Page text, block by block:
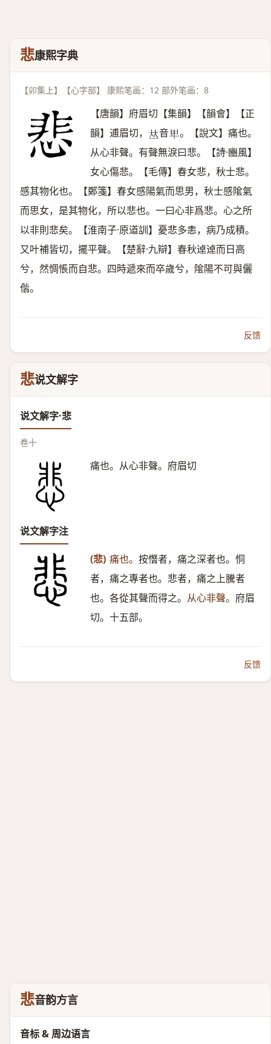
悲康熙字典
【卯集上】【心字部】 康熙笔画：12 部外笔画：8
【唐韻】府眉切【集韻】【韻會】【正
韻】逋眉切， 𠀤音𤰞 。【說文】痛也。
从心非聲。有聲無淚曰悲。【詩·豳風】
女心傷悲。【毛傳】春女悲，秋士悲。
感其物化也。【鄭箋】春女感陽氣而思男，秋士感隂氣
而思女，是其物化，所以悲也。一曰心非爲悲。心之所
以非則悲矣。【淮南子·原道訓】憂悲多恚，病乃成積。
又叶補皆切，擺平聲。【楚辭·九辯】春秋逴逴而日高
兮，然惆悵而自悲。四時遞來而卒歲兮，隂陽不可與儷
偕。
反馈
悲说文解字
说文解字·悲
卷十
痛也。从心非聲。府眉切
说文解字注
(悲) 痛也。 按憯者，痛之深者也。恫
者，痛之專者也。悲者，痛之上騰者
也。各從其聲而得之。 从心非聲。 府眉
切。十五部。
反馈
悲音韵方言
音标 & 周边语言